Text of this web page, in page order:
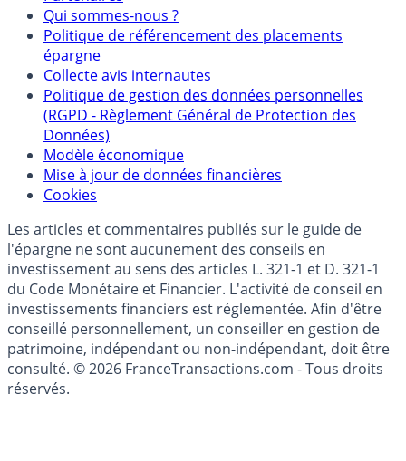
Mentions légales et Conditions d’utilisation
Partenaires
Qui sommes-nous ?
Politique de référencement des placements
épargne
Collecte avis internautes
Politique de gestion des données personnelles
(RGPD - Règlement Général de Protection des
Données)
Modèle économique
Cookies
Les articles et commentaires publiés sur le guide de
l'épargne ne sont aucunement des conseils en
investissement au sens des articles L. 321-1 et D. 321-1
du Code Monétaire et Financier. L'activité de conseil en
investissements financiers est réglementée. Afin d'être
conseillé personnellement, un conseiller en gestion de
patrimoine, indépendant ou non-indépendant, doit être